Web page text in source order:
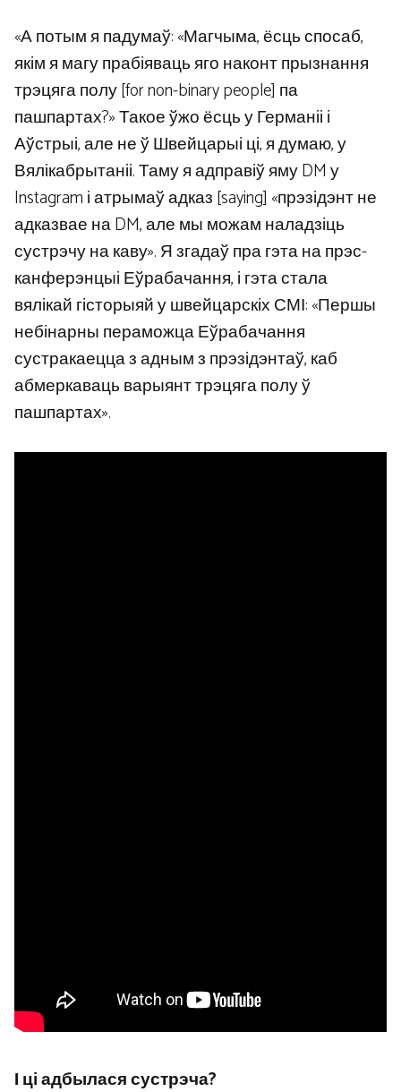
«А потым я падумаў: «Магчыма, ёсць спосаб,
якім я магу прабіяваць яго наконт прызнання
трэцяга полу [for non-binary people] па
пашпартах?» Такое ўжо ёсць у Германіі і
Аўстрыі, але не ў Швейцарыі ці, я думаю, у
Вялікабрытаніі. Таму я адправіў яму DM у
Instagram і атрымаў адказ [saying] «прэзідэнт не
адказвае на DM, але мы можам наладзіць
сустрэчу на каву». Я згадаў пра гэта на прэс-
канферэнцыі Еўрабачання, і гэта стала
вялікай гісторыяй у швейцарскіх СМІ: «Першы
небінарны пераможца Еўрабачання
сустракаецца з адным з прэзідэнтаў, каб
абмеркаваць варыянт трэцяга полу ў
пашпартах».
І ці адбылася сустрэча?